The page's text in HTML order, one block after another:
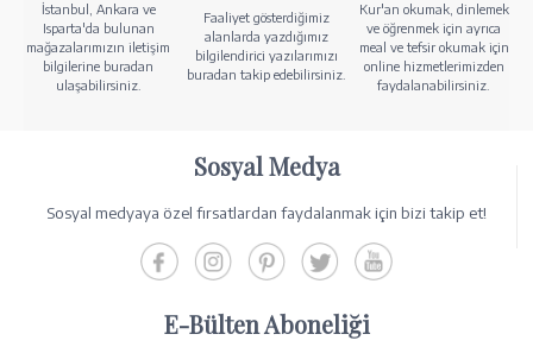
İstanbul, Ankara ve
Isparta'da bulunan
mağazalarımızın iletişim
bilgilerine buradan
ulaşabilirsiniz.
Faaliyet gösterdiğimiz
alanlarda yazdığımız
bilgilendirici yazılarımızı
buradan takip edebilirsiniz.
Kur'an okumak, dinlemek
ve öğrenmek için ayrıca
meal ve tefsir okumak için
online hizmetlerimizden
faydalanabilirsiniz.
Sosyal Medya
Sosyal medyaya özel fırsatlardan faydalanmak için bizi takip et!
E-Bülten Aboneliği